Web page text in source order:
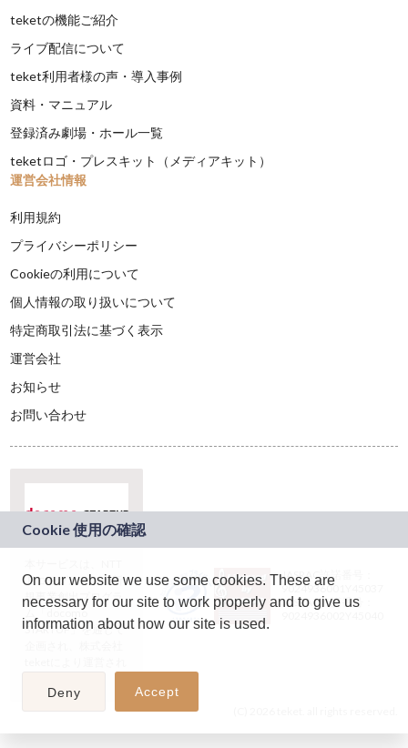
On our website we use some cookies. These are
necessary for our site to work properly and to give us
information about how our site is used.
Deny Accept
teketの機能ご紹介
ライブ配信について
teket利用者様の声・導入事例
資料・マニュアル
登録済み劇場・ホール一覧
teketロゴ・プレスキット（メディアキット）
運営会社情報
利用規約
プライバシーポリシー
Cookieの利用について
個人情報の取り扱いについて
特定商取引法に基づく表示
運営会社
お知らせ
お問い合わせ
ドコモグループの新
規事業創出プログラ
ム「docomo
STARTUP」を通じて
JASRAC許諾番号：
9024936001Y45037
JASRAC許諾番号：